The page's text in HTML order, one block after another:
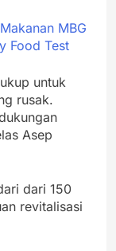
MBG
Food Test
untuk
rusak.
Asep
dari 150
revitalisasi